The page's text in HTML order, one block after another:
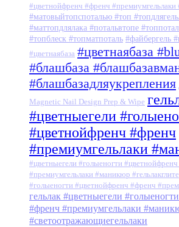
#цветнойфренч #френч
#матовыйтопспоталью #топ
#маттопдлялака #потальвтопе
#топблеск #топматпоталь #файбергель
#цветнаябаза #цветнаябаза
#блашбаза
#блашбазадляукрепления
Magnetic Nail Design Prep & Wipe
#цветныегели
#цветнойфренч #френч
#премиумгельлаки
#цветныегели #голыеногти
#премиумгельлаки #маникюр
#голыеногти #цветнойфренч #френч
гельлак #цветныегели
#френч #премиумгельлаки
#светоотражающиегельлаки